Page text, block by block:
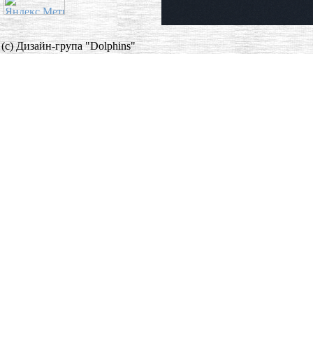
(c) Дизайн-група "Dolphins"